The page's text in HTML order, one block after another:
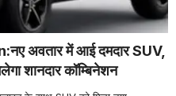
अवतार में आई दमदार SUV,
शानदार कॉम्बिनेशन